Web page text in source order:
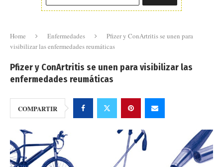
Home Enfermedades
Pfizer y ConArtritis se unen para
visibilizar las enfermedades reumáticas
Pfizer y ConArtritis se unen para visibilizar las
enfermedades reumáticas
COMPARTIR